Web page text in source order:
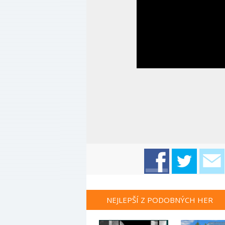
NEJLEPŠÍ Z PODOBNÝCH HER